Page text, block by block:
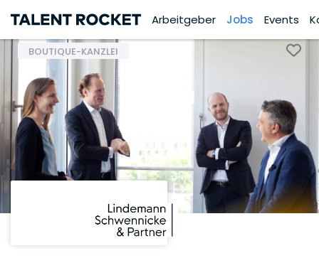
Arbeitgeber Jobs Events
BOUTIQUE-KANZLEI